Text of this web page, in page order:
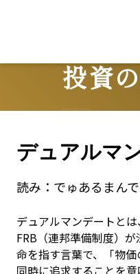
投資
デュアルマ
読み： でゅあるまん
デュアルマンデートと
FRB（連邦準備制度）
命を指す言葉で、「物
同時に追求することを意